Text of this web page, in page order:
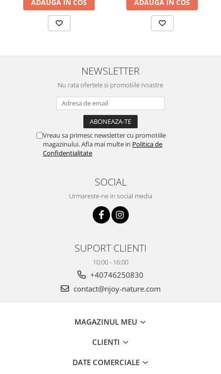
ADAUGA IN COS ADAUGA IN COS
NEWSLETTER
Nu rata ofertele si promotiile noastre
Vreau sa primesc newsletter cu promotiile
magazinului. Afla mai multe in Politica de
Confidentialitate
SOCIAL
Urmareste-ne in social media
SUPORT CLIENTI
10:00 - 16:00
+40746250830
contact@njoy-nature.com
MAGAZINUL MEU
CLIENTI
DATE COMERCIALE